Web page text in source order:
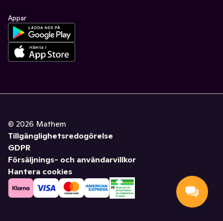
Appar
© 2026 Mathem
Tillgänglighetsredogörelse
GDPR
Försäljnings- och användarvillkor
Hantera cookies